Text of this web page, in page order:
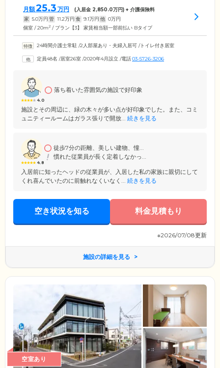
月額25.3 万円 (入居金 2,850.0万円) + 介護保険料
家 5.0万円 管 11.2万円 食 9.1万円 他 0万円
個室 / 20m2 / プラン【3】 家賃相当額一部前払い Bタイプ
24時間介護士常駐 /2人部屋あり・夫婦入居可 /トイレ付き居室
定員48名 /居室26室 /2020年4月設立 /電話03-5726-3206
4.0
落ち着いた雰囲気の施設で好印象
施設とその周辺に、緑の木々が多い点が好印象でした。また、コミ
ュニティールームはガラス張りで開放... 続きを見る
4.8
徒歩7分の距離、美しい建物、憧...
慣れた従業員が長く定着しなかっ...
入居前に知ったヘッドの従業員が、入居した私の家族に親切にして
くれ喜んでいたのに前触れなくいなく... 続きを見る
空き状況を知る 料金見積もり
※2026/07/08更新
施設の詳細を見る
空室あり